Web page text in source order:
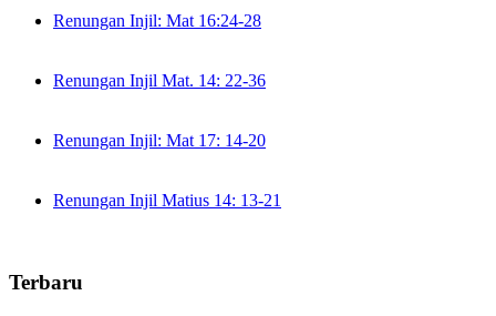
Renungan Injil: Mat 16:24-28
Renungan Injil Mat. 14: 22-36
Renungan Injil: Mat 17: 14-20
Renungan Injil Matius 14: 13-21
Terbaru